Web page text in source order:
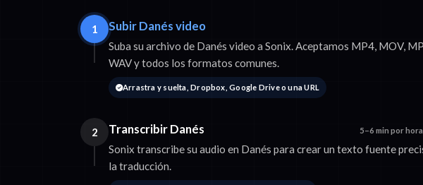
1 Subir Danés video
Suba su archivo de Danés video a Sonix. Aceptamos MP4, MOV,
WAV y todos los formatos comunes.
Arrastra y suelta, Dropbox, Google Drive o una URL
2 Transcribir Danés 5–6 min por
Sonix transcribe su audio en Danés para crear un texto fuente
la traducción.